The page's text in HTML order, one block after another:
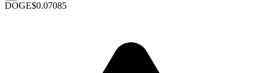
DOGE$0.07085